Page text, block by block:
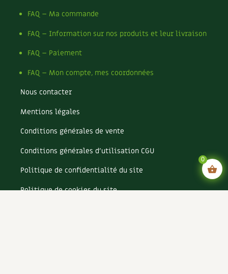
FAQ – Ma commande
FAQ – Information sur nos produits et leur livraison
FAQ – Paiement
FAQ – Mon compte, mes coordonnées
Nous contacter
Mentions légales
Conditions générales de vente
Conditions générales d’utilisation CGU
Politique de confidentialité du site
Politique de cookies du site
0